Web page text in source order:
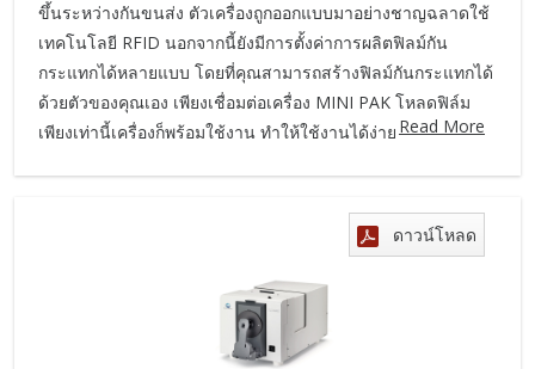
ขึ้นระหว่างกันขนส่ง ตัวเครื่องถูกออกแบบมาอย่างชาญฉลาดใช้
เทคโนโลยี RFID นอกจากนี้ยังมีการตั้งค่าการผลิตฟิลม์กัน
กระแทกได้หลายแบบ โดยที่คุณสามารถสร้างฟิลม์กันกระแทกได้
ด้วยตัวของคุณเอง เพียงเชื่อมต่อเครื่อง MINI PAK โหลดฟิล์ม
เพียงเท่านี้เครื่องก็พร้อมใช้งาน ทำให้ใช้งานได้ง่าย Read More
ดาวน์โหลด